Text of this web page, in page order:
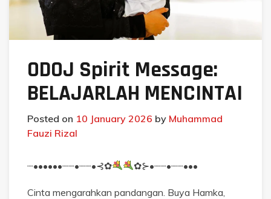
ODOJ Spirit Message:
BELAJARLAH MENCINTAI
Posted on 10 January 2026 by Muhammad
Fauzi Rizal
┈••••••┈┈•┈┈•⊰✿ ✿⊱•┈┈•┈┈•••
Cinta mengarahkan pandangan. Buya Hamka,